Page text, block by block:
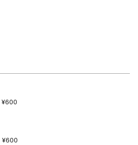
¥600